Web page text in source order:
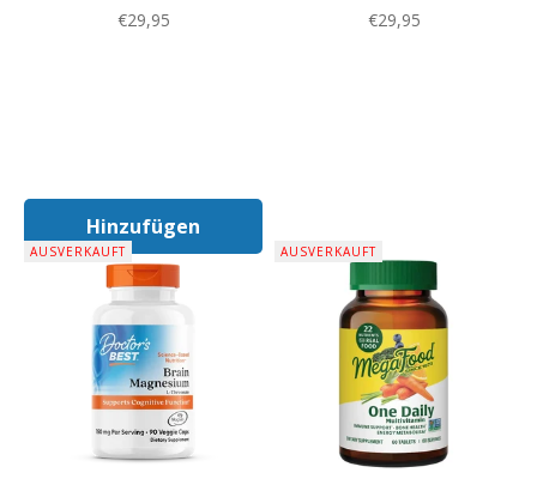
Angebot
€29,95
In Den Warenkorb
Hinzufügen
Angebot
€29,95
AUSVERKAUFT AUSVERKAUFT